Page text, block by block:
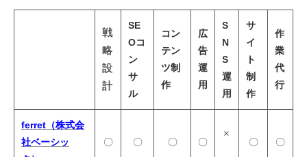
戦
略
設
計
SE
Oコ
ン
サ
ル
コン
テン
ツ制
作
広
告
運
用
S
N
S
運
用
サ
イ
ト
制
作
作
業
代
行
ferret（株式会
社ベーシッ
〇 〇 〇 〇
×
〇 〇